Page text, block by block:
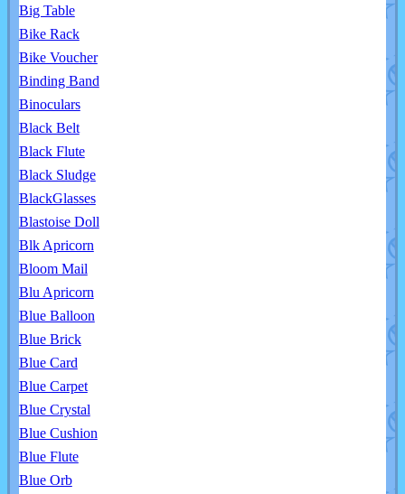
Big Table
Bike Rack
Bike Voucher
Binding Band
Binoculars
Black Belt
Black Flute
Black Sludge
BlackGlasses
Blastoise Doll
Blk Apricorn
Bloom Mail
Blu Apricorn
Blue Balloon
Blue Brick
Blue Card
Blue Carpet
Blue Crystal
Blue Cushion
Blue Flute
Blue Orb